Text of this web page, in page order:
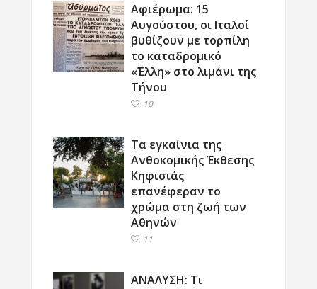
Αφιέρωμα: 15
Αυγούστου, οι Ιταλοί
βυθίζουν με τορπίλη
το καταδρομικό
«Έλλη» στο λιμάνι της
Τήνου
10
Τα εγκαίνια της
Ανθοκομικής Έκθεσης
Κηφισιάς
επανέφεραν το
χρώμα στη ζωή των
Αθηνών
11
ΑΝΑΛΥΣΗ: Τι